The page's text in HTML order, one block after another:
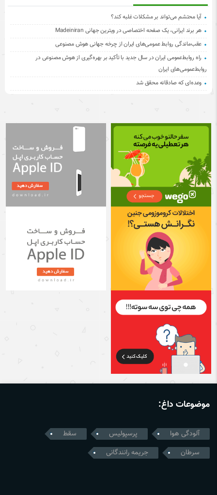
آیا محتشم می‌تواند بر مشکلات غلبه کند؟
هر برند ایرانی، یک صفحه اختصاصی در ویترین جهانی Madeiniran
عقب‌ماندگی روابط عمومی‌های ایران از چرخه جهانی هوش مصنوعی
راه روابط‌عمومی ایران در سال جدید با تأکید بر بهره‌گیری از هوش مصنوعی در
روابط‌عمومی‌های ایران
وعده‌ای که صادقانه محقق شد
موضوعات داغ:
آلودگی هوا پرسپولیس
سقط
سرطان
جریمه رانندگانی